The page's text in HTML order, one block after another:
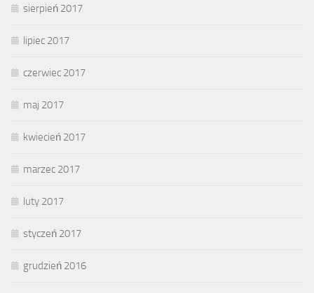
sierpień 2017
lipiec 2017
czerwiec 2017
maj 2017
kwiecień 2017
marzec 2017
luty 2017
styczeń 2017
grudzień 2016